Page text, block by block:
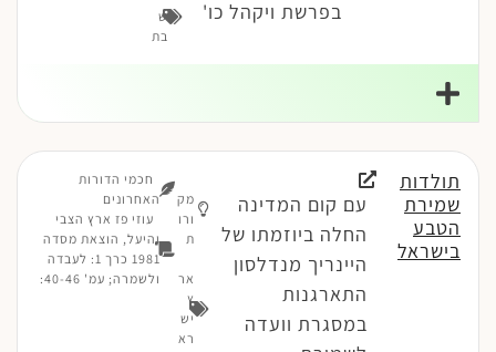
בפרשת ויקהל כו'
ש
בת
תולדות
שמירת
הטבע
בישראל
עם קום המדינה
החלה ביוזמתו של
היינריך מנדלסון
התארגנות
במסגרת וועדה
מק
ורו
ת
אר
ץ
יש
רא
חכמי הדורות
האחרונים
עוזי פז ארץ הצבי
והיעל, הוצאת מסדה
1981 כרך 1: לעבדה
ולשמרה; עמ' 40-46: